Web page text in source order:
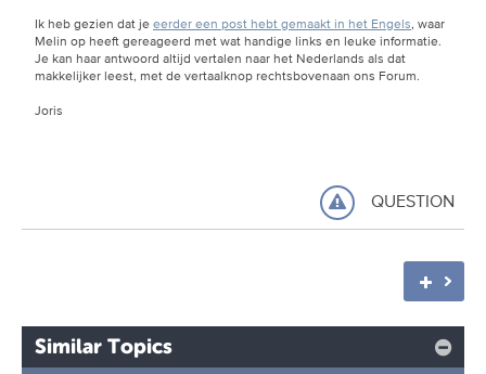
Ik heb gezien dat je eerder een post hebt gemaakt in het Engels, waar
Melin op heeft gereageerd met wat handige links en leuke informatie.
Je kan haar antwoord altijd vertalen naar het Nederlands als dat
makkelijker leest, met de vertaalknop rechtsbovenaan ons Forum.
Joris
QUESTION
Similar Topics